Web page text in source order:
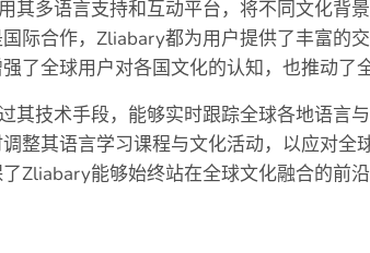
其多语言支持和互动平台，将不同文化背
际合作，Zliabary都为用户提供了丰富的
了全球用户对各国文化的认知，也推动了
其技术手段，能够实时跟踪全球各地语言
整其语言学习课程与文化活动，以应对全
Zliabary能够始终站在全球文化融合的前